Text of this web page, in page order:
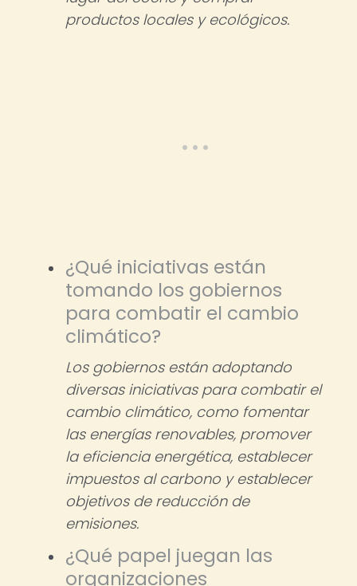
productos locales y ecológicos.
¿Qué iniciativas están
tomando los gobiernos
para combatir el cambio
climático?
Los gobiernos están adoptando
diversas iniciativas para combatir el
cambio climático, como fomentar
las energías renovables, promover
la eficiencia energética, establecer
impuestos al carbono y establecer
objetivos de reducción de
emisiones.
¿Qué papel juegan las
organizaciones